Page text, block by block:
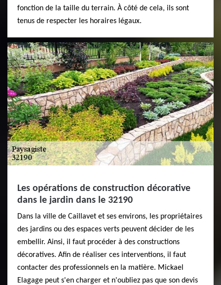
fonction de la taille du terrain. À côté de cela, ils sont
tenus de respecter les horaires légaux.
Les opérations de construction décorative
dans le jardin dans le 32190
Dans la ville de Caillavet et ses environs, les propriétaires
des jardins ou des espaces verts peuvent décider de les
embellir. Ainsi, il faut procéder à des constructions
décoratives. Afin de réaliser ces interventions, il faut
contacter des professionnels en la matière. Mickael
Elagage peut s'en charger et n'oubliez pas que son devis